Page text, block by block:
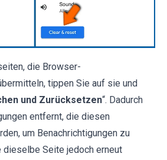
die Browser-
tippen Sie auf sie und
und Zurücksetzen“. Dadurch
entfernt, die diesen
um Benachrichtigungen zu
dieselbe Seite jedoch erneut